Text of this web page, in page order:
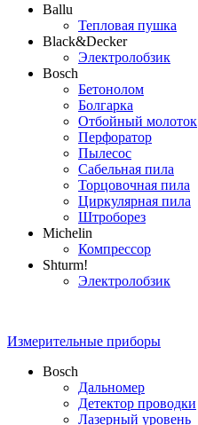
Ballu
Тепловая пушка
Black&Decker
Электролобзик
Bosch
Бетонолом
Болгарка
Отбойный молоток
Перфоратор
Пылесос
Сабельная пила
Торцовочная пила
Циркулярная пила
Штроборез
Michelin
Компрессор
Shturm!
Электролобзик
Измерительные приборы
Bosch
Дальномер
Детектор проводки
Лазерный уровень